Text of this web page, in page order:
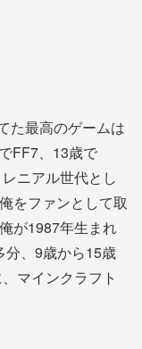
た最高のゲームは
FF7、13歳で
ニアル世代とし
をファンとして取
が1987年生まれ
分、9歳から15歳
マインクラフト